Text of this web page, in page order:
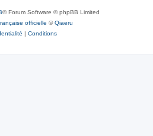
® Forum Software © phpBB Limited
officielle ©Qiaeru
| Conditions